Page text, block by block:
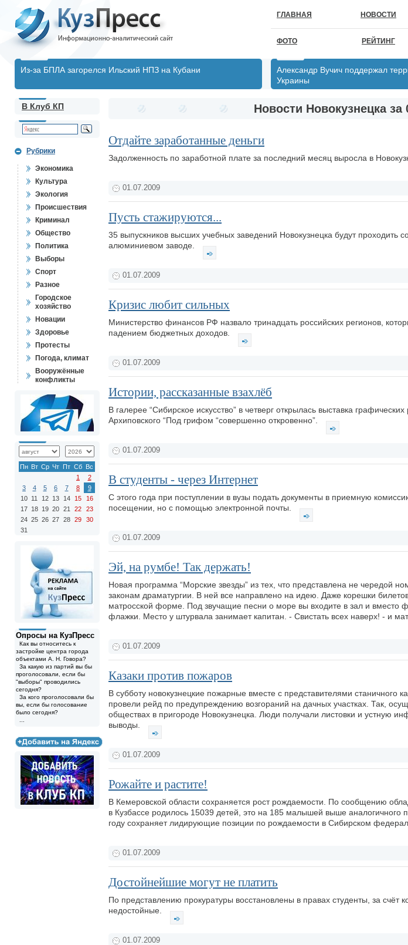
ГЛАВНАЯ НОВОСТИ
ФОТО РЕЙТИНГ
Из-за БПЛА загорелся Ильский НПЗ на Кубани
Александр Вучич поддержал
Украины
В Клуб КП
Рубрики
Экономика
Культура
Экология
Происшествия
Криминал
Общество
Политика
Выборы
Спорт
Разное
Городское
хозяйство
Новации
Здоровье
Протесты
Погода, климат
Вооружённые
конфликты
Пн Вт Ср Чт Пт Сб Вс
1
2
3
4 5 6 7 8
9
10 11 12 13 14 15
16
17 18 19 20 21 22
23
24 25 26 27 28 29
30
31
Опросы на КузПресс
Как вы относитесь к
застройке центра города
объектами А. Н. Говора?
За какую из партий вы бы
проголосовали, если бы
"выборы" проводились
сегодня?
За кого проголосовали бы
вы, если бы голосование
было сегодня?
Новости Новокузнецка за
Отдайте заработанные деньги
Задолженность по заработной плате за последний месяц выросла в
01.07.2009
Пусть стажируются...
35 выпускников высших учебных заведений Новокузнецка будут проходить
алюминиевом заводе.
01.07.2009
Кризис любит сильных
Министерство финансов РФ назвало тринадцать российских регионов,
падением бюджетных доходов.
01.07.2009
Истории, рассказанные взахлёб
В галерее “Сибирское искусство” в четверг открылась выставка
Архиповского “Под грифом “совершенно откровенно”.
01.07.2009
В студенты - через Интернет
С этого года при поступлении в вузы подать документы в приемную
посещении, но с помощью электронной почты.
01.07.2009
Эй, на румбе! Так держать!
Новая программа “Морские звезды” из тех, что представлена не чередой
законам драматургии. В ней все направлено на идею. Даже корешки
матросской форме. Под звучащие песни о море вы входите в зал и вместо
флажки. Место у штурвала занимает капитан. - Свистать всех наверх! - и
01.07.2009
Казаки против пожаров
В субботу новокузнецкие пожарные вместе с представителями станичного
провели рейд по предупреждению возгораний на дачных участках. Так,
обществах в пригороде Новокузнецка. Люди получали листовки и устную
выводы.
01.07.2009
Рожайте и растите!
В Кемеровской области сохраняется рост рождаемости. По сообщению
в Кузбассе родилось 15039 детей, это на 185 малышей выше аналогичного
году сохраняет лидирующие позиции по рождаемости в Сибирском
01.07.2009
Достойнейшие могут не платить
По представлению прокуратуры восстановлены в правах студенты, за счёт
недостойные.
01.07.2009